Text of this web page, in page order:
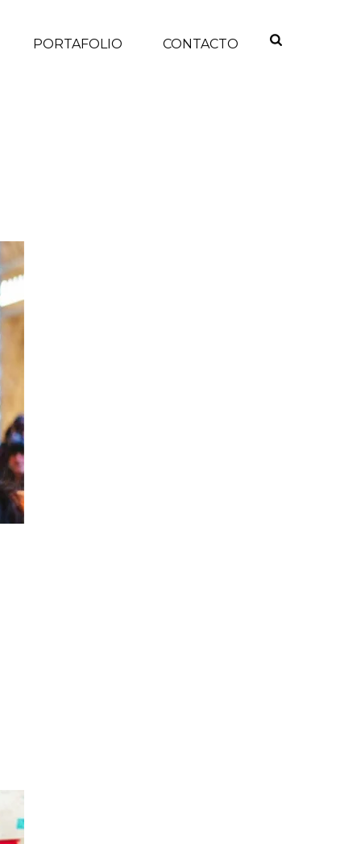
PORTAFOLIO CONTACTO